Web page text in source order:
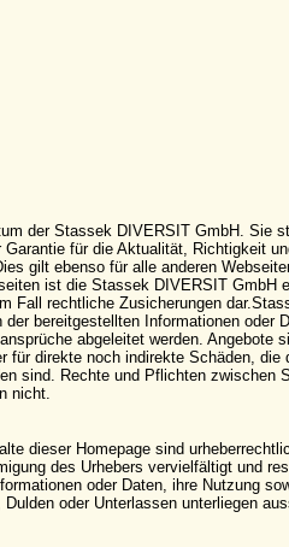
der Stassek DIVERSIT GmbH. Sie
für die Aktualität, Richtigkeit
gilt ebenso für alle anderen
ist die Stassek DIVERSIT GmbH
Fall rechtliche Zusicherungen
bereitgestellten Informationen oder
abgeleitet werden. Angebote
direkte noch indirekte Schäden, die
sind. Rechte und Pflichten zwischen
nicht.
dieser Homepage sind
des Urhebers vervielfältigt und
oder Daten, ihre Nutzung
oder Unterlassen unterliegen